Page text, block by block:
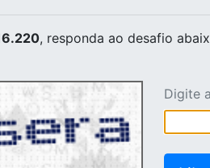
, responda ao desafio
Digite